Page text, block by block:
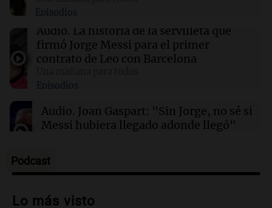
El abuelo de Agostina Vega, tras las nuevas
detenciones: "En esa casa están todos
implicados"
El orgullo y el sueño argentino de Jorge Messi
en una entrevista con Rony Vargas en 2007
Episodios
Audio. La historia de la servilleta que
firmó Jorge Messi para el primer
contrato de Leo con Barcelona
Episodios
Audio. Joan Gaspart: "Sin Jorge, no sé si
Messi hubiera llegado adonde llegó"
Audio.El orgullo y el sueño argentino de
Vargas en 2007
Podcast
Lo más visto